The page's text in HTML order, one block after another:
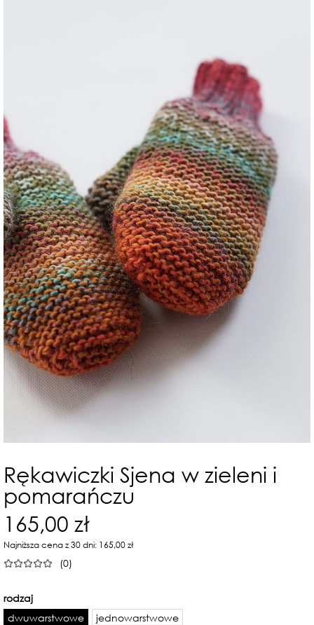
Rękawiczki Sjena w zieleni i
pomarańczu
165,00 zł
Najniższa cena z 30 dni: 165,00 zł
(0)
rodzaj
dwuwarstwowe
jednowarstwowe